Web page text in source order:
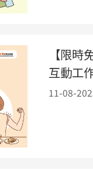
【限
互動工
11-08-